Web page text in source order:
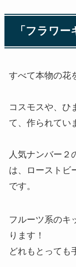
「フラワ
すべて本物の花
コスモスや、ひ
て、作られてい
人気ナンバー２
は、ローストビ
です。
フルーツ系のキ
ります！
どれもとっても